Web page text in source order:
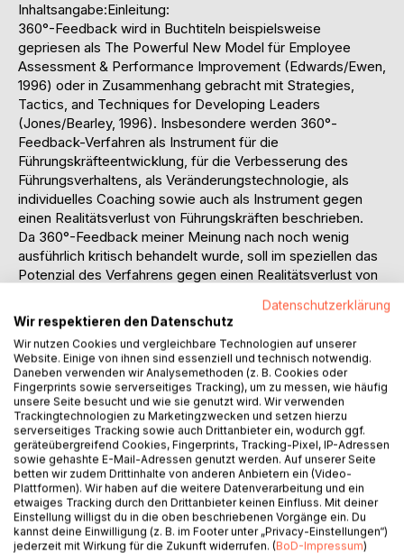
Inhaltsangabe:Einleitung:
360°-Feedback wird in Buchtiteln beispielsweise
gepriesen als The Powerful New Model für Employee
Assessment & Performance Improvement (Edwards/Ewen,
1996) oder in Zusammenhang gebracht mit Strategies,
Tactics, and Techniques for Developing Leaders
(Jones/Bearley, 1996). Insbesondere werden 360°-
Feedback-Verfahren als Instrument für die
Führungskräfteentwicklung, für die Verbesserung des
Führungsverhaltens, als Veränderungstechnologie, als
individuelles Coaching sowie auch als Instrument gegen
einen Realitätsverlust von Führungskräften beschrieben.
Da 360°-Feedback meiner Meinung nach noch wenig
ausführlich kritisch behandelt wurde, soll im speziellen das
Potenzial des Verfahrens gegen einen Realitätsverlust von
Realitätsverlust von Führungskräften erscheint deshalb
besonders interessant, da ich vermute, dass damit auch
Effizienzverluste für Unternehmen verbunden sind.
Ausgehend von dieser Prämisse wurden im Rahmen der
Diplomarbeit neben dem Literaturstudium auch Interviews
durchgeführt, um die Prämisse der Diplomarbeit  Ein
Realitätsverlust von Führungskräften ist mit
Effizienzverlusten für das Unternehmen verbunden  zu
untermauern bzw. zu hinterfragen. Außerdem sollten die
Interviews einen Einblick über die Anwendung von 360°-
Feedback in der Praxis ermöglichen und die Basis dafür
sein, um Aussagen aus der Literatur zu reflektieren.
Die zentrale Fragestellung der Diplomarbeit besteht in der
Datenschutzerklärung
Wir respektieren den Datenschutz
Wir nutzen Cookies und vergleichbare Technologien auf unserer
Website. Einige von ihnen sind essenziell und technisch notwendig.
Daneben verwenden wir Analysemethoden (z. B. Cookies oder
Fingerprints sowie serverseitiges Tracking), um zu messen, wie häufig
unsere Seite besucht und wie sie genutzt wird. Wir verwenden
Trackingtechnologien zu Marketingzwecken und setzen hierzu
serverseitiges Tracking sowie auch Drittanbieter ein, wodurch ggf.
geräteübergreifend Cookies, Fingerprints, Tracking-Pixel, IP-Adressen
sowie gehashte E-Mail-Adressen genutzt werden. Auf unserer Seite
betten wir zudem Drittinhalte von anderen Anbietern ein (Video-
Plattformen). Wir haben auf die weitere Datenverarbeitung und ein
etwaiges Tracking durch den Drittanbieter keinen Einfluss. Mit deiner
Einstellung willigst du in die oben beschriebenen Vorgänge ein. Du
kannst deine Einwilligung (z. B. im Footer unter „Privacy-Einstellungen“)
jederzeit mit Wirkung für die Zukunft widerrufen. (BoD-Impressum)